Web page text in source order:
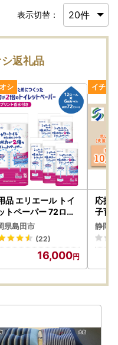
表示切替：
返礼品
品 エリエール トイ
トペーパー 72ロー
用品
県島田市
(22)
16,000
応援
子育
円 応
静岡